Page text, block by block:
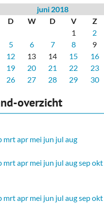
juni 2018
D W D V Z
1
2
5 6 7 8 9
12 13 14 15 16
19 20 21 22 23
26 27 28 29 30
overzicht
mrtapr mei jun jul aug
mrtapr mei jun jul augsepokt
mrtapr mei jun jul augsepokt